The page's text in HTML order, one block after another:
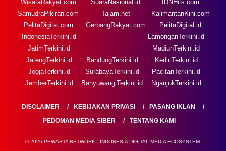
WisataRakyat.com
SamudraPikiran.com
PelitaDigital.com
SuaraNasional.id
Tajam.net
GerbangRakyat.com
IDNHits.com
KalimantanKini.com
PelitaDigital.id
IndonesiaTerkini.id
JatimTerkini.id
JatengTerkini.id
JogjaTerkini.id
JemberTerkini.id
BandungTerkini.id
SurabayaTerkini.id
BanyuwangiTerkini.id
LamonganTerkini.id
MadiunTerkini.id
KediriTerkini.id
PacitanTerkini.id
NganjukTerkini.id
DISCLAIMER KEBIJAKAN PRIVASI
PASANG IKLAN
PEDOMAN MEDIA SIBER
TENTANG KAMI
© 2026 PEWARTA NETWORK - INDONESIA DIGITAL MEDIA ECOSYSTEM.